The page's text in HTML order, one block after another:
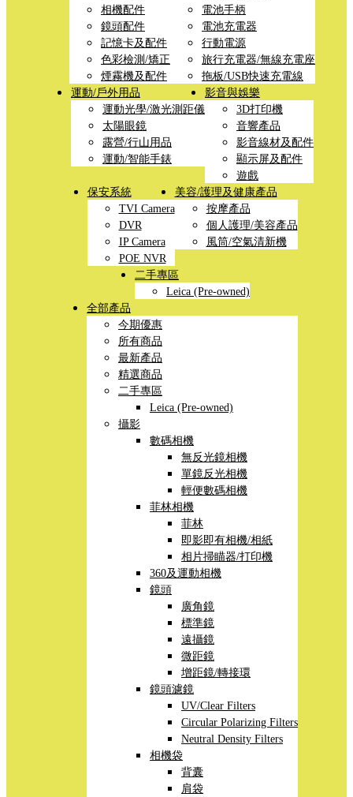
相機配件
鏡頭配件
記憶卡及配件
色彩檢測/矯正
煙霧機及配件
電池手柄
電池充電器
行動電源
旅行充電器/無線充電座
拖板/USB快速充電線
運動/戶外用品
運動光學/激光測距儀
太陽眼鏡
露營/行山用品
運動/智能手錶
影音與娛樂
3D打印機
音響產品
影音線材及配件
顯示屏及配件
遊戲
保安系統
TVI Camera
DVR
IP Camera
POE NVR
美容/護理及健康產品
按摩產品
個人護理/美容產品
風筒/空氣清新機
二手專區
Leica (Pre-owned)
全部產品
今期優惠
所有商品
最新產品
精選商品
二手專區
Leica (Pre-owned)
攝影
數碼相機
無反光鏡相機
單鏡反光相機
輕便數碼相機
菲林相機
菲林
即影即有相機/相紙
相片掃瞄器/打印機
360及運動相機
鏡頭
廣角鏡
標準鏡
遠攝鏡
微距鏡
增距鏡/轉接環
鏡頭濾鏡
UV/Clear Filters
Circular Polarizing Filters
Neutral Density Filters
相機袋
背囊
肩袋